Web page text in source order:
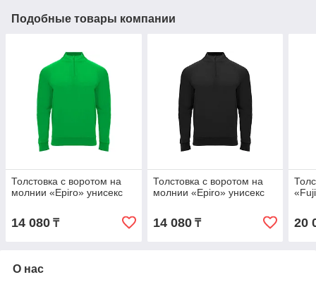
Подобные товары компании
Толстовка с воротом на
молнии «Epiro» унисекс
14 080 ₸
Толстовка с воротом на
молнии «Epiro» унисекс
14 080₸ 20
О нас